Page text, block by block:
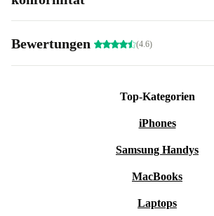
Bewertungen (4.6)
Top-Kategorien
iPhones
Samsung Handys
MacBooks
Laptops